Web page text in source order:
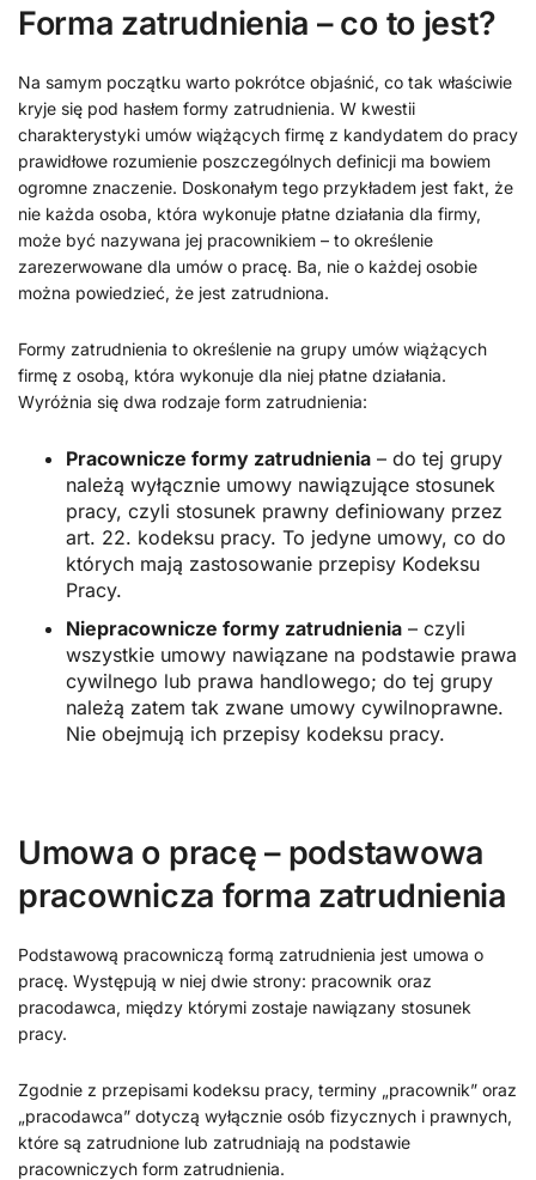
Forma zatrudnienia – co to jest?
Na samym początku warto pokrótce objaśnić, co tak właściwie
kryje się pod hasłem formy zatrudnienia. W kwestii
charakterystyki umów wiążących firmę z kandydatem do pracy
prawidłowe rozumienie poszczególnych definicji ma bowiem
ogromne znaczenie. Doskonałym tego przykładem jest fakt, że
nie każda osoba, która wykonuje płatne działania dla firmy,
może być nazywana jej pracownikiem – to określenie
zarezerwowane dla umów o pracę. Ba, nie o każdej osobie
można powiedzieć, że jest zatrudniona.
Formy zatrudnienia to określenie na grupy umów wiążących
firmę z osobą, która wykonuje dla niej płatne działania.
Wyróżnia się dwa rodzaje form zatrudnienia:
Pracownicze formy zatrudnienia – do tej grupy
należą wyłącznie umowy nawiązujące stosunek
pracy, czyli stosunek prawny definiowany przez
art. 22. kodeksu pracy. To jedyne umowy, co do
których mają zastosowanie przepisy Kodeksu
Pracy.
Niepracownicze formy zatrudnienia – czyli
wszystkie umowy nawiązane na podstawie prawa
cywilnego lub prawa handlowego; do tej grupy
należą zatem tak zwane umowy cywilnoprawne.
Nie obejmują ich przepisy kodeksu pracy.
Umowa o pracę – podstawowa
pracownicza forma zatrudnienia
Podstawową pracowniczą formą zatrudnienia jest umowa o
pracę. Występują w niej dwie strony: pracownik oraz
pracodawca, między którymi zostaje nawiązany stosunek
pracy.
Zgodnie z przepisami kodeksu pracy, terminy „pracownik” oraz
„pracodawca” dotyczą wyłącznie osób fizycznych i prawnych,
które są zatrudnione lub zatrudniają na podstawie
pracowniczych form zatrudnienia.